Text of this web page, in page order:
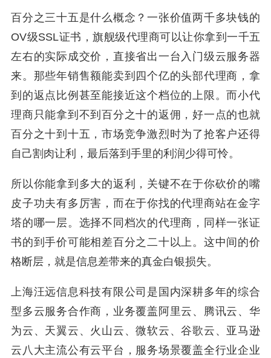
百分之三十五是什么概念？一张价值两千多块钱的
OV级SSL证书，旗舰级代理商可以让你拿到一千五
左右的实际成交价，直接省出一台入门级云服务器
来。那些年销售额能卖到四个亿的头部代理商，拿
到的返点比例甚至能接近这个档位的上限。而小代
理商只能拿到不到百分之十的返佣，好一点的也就
百分之十到十五，市场竞争激烈时为了抢客户还得
自己割肉让利，最后落到手里的利润少得可怜。
所以你能拿到多大的返利，关键不在于你砍价的嘴
皮子功夫有多厉害，而在于你找的代理商站在金字
塔的哪一层。选择不同档次的代理商，同样一张证
书的到手价可能相差百分之二十以上。这中间的价
格断层，就是信息差带来的真金白银损失。
上海汪远信息科技有限公司是国内深耕多年的综合
型多云服务合作商，业务覆盖阿里云、腾讯云、华
为云、天翼云、火山云、微软云、谷歌云、亚马逊
云八大主流公有云平台，服务场景覆盖全行业企业